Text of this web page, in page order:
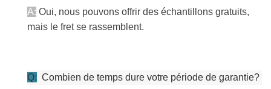
A: Oui, nous pouvons offrir des échantillons gratuits,
mais le fret se rassemblent.
Q: Combien de temps dure votre période de garantie?